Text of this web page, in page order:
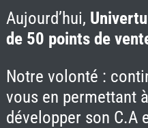
Aujourd’hui,
de 50 points de
Notre volonté :
vous en permettant
développer son C.A